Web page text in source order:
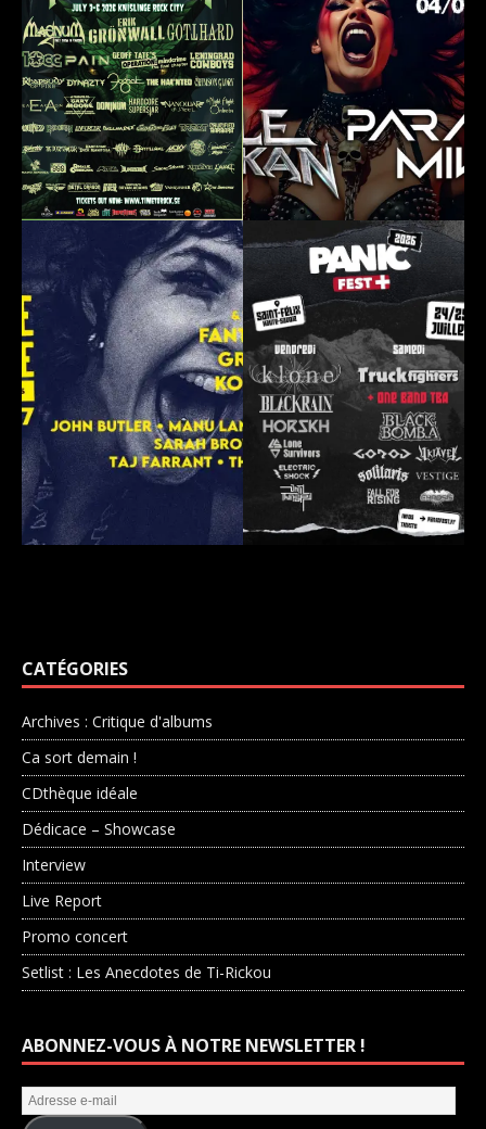
CATÉGORIES
Archives : Critique d'albums
Ca sort demain !
CDthèque idéale
Dédicace – Showcase
Interview
Live Report
Promo concert
Setlist : Les Anecdotes de Ti-Rickou
ABONNEZ-VOUS À NOTRE NEWSLETTER !